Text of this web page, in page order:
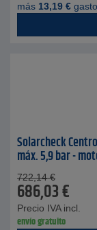
más 13,19 €
Solarcheck
máx. 5,9 bar -
722,14 €
686,03€
Precio IVA incl.
envío gratuito